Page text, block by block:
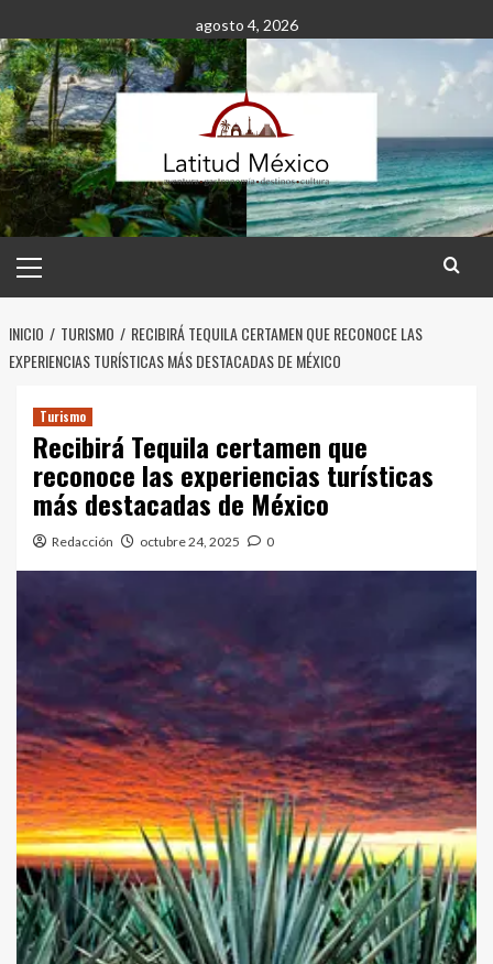
al
contenido
agosto 4, 2026
principal
INICIO TURISMO
RECIBIRÁ TEQUILA CERTAMEN QUE RECONOCE LAS
EXPERIENCIAS TURÍSTICAS MÁS DESTACADAS DE MÉXICO
Turismo
Recibirá Tequila certamen que
reconoce las experiencias turísticas
más destacadas de México
Redacción octubre 24, 2025 0